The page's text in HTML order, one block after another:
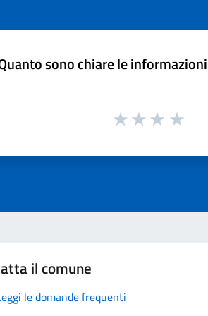
sono chiare le
il comune
le domande frequenti